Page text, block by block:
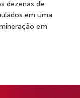
dezenas de
em uma
em